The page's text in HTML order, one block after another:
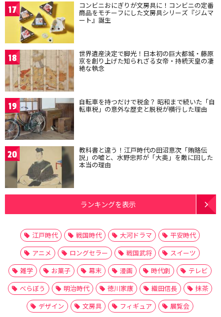
17 コンビニおにぎりが文房具に！コンビニの定番
商品をモチーフにした文房具シリーズ『ジムマ
ート』誕生
18 世界遺産決定で脚光！日本初の巨大都城・藤原
京を創り上げた知られざる女帝・持統天皇の凄
絶な執念
19 自転車を持つだけで税金？ 昭和まで続いた「自
転車税」の意外な歴史と脱税が横行した理由
20 教科書と違う！江戸時代の田沼意次「賄賂伝
説」の嘘と、水野忠邦が「大奥」を敵に回した
本当の理由
ランキングを表示
江戸時代 戦国時代 大河ドラマ
平安時代
アニメ
ロングセラー 戦国武将
スイーツ
雑学
お菓子 幕末 漫画 時代劇
テレビ
べらぼう
明治時代 徳川家康 織田信長
抹茶
デザイン
文房具 フィギュア
展覧会